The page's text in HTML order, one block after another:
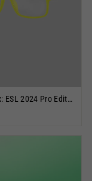
OptiFlex: ESL 2024 Pro Edition Gelb